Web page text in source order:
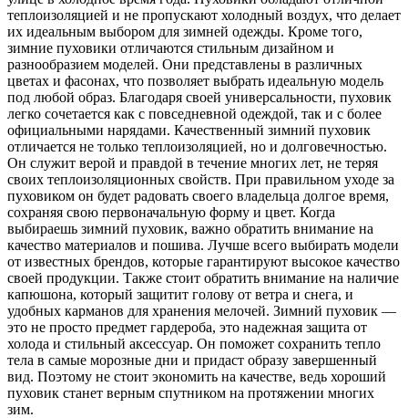
теплоизоляцией и не пропускают холодный воздух, что делает
их идеальным выбором для зимней одежды. Кроме того,
зимние пуховики отличаются стильным дизайном и
разнообразием моделей. Они представлены в различных
цветах и фасонах, что позволяет выбрать идеальную модель
под любой образ. Благодаря своей универсальности, пуховик
легко сочетается как с повседневной одеждой, так и с более
официальными нарядами. Качественный зимний пуховик
отличается не только теплоизоляцией, но и долговечностью.
Он служит верой и правдой в течение многих лет, не теряя
своих теплоизоляционных свойств. При правильном уходе за
пуховиком он будет радовать своего владельца долгое время,
сохраняя свою первоначальную форму и цвет. Когда
выбираешь зимний пуховик, важно обратить внимание на
качество материалов и пошива. Лучше всего выбирать модели
от известных брендов, которые гарантируют высокое качество
своей продукции. Также стоит обратить внимание на наличие
капюшона, который защитит голову от ветра и снега, и
удобных карманов для хранения мелочей. Зимний пуховик —
это не просто предмет гардероба, это надежная защита от
холода и стильный аксессуар. Он поможет сохранить тепло
тела в самые морозные дни и придаст образу завершенный
вид. Поэтому не стоит экономить на качестве, ведь хороший
пуховик станет верным спутником на протяжении многих
зим.